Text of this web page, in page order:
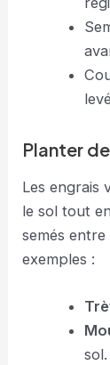
Planter
Les engrais
le sol tout
semés
exemples :
sol.